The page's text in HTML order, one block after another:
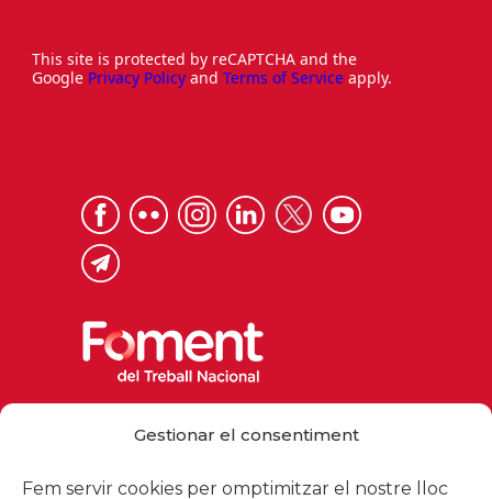
Gestionar el consentiment
Fem servir cookies per omptimitzar el nostre lloc
This site is protected by reCAPTCHA and the
Google Privacy Policy and Terms of Service apply.
foment@foment.com